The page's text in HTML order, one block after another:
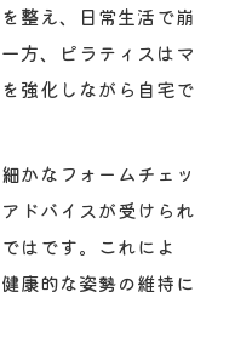
整え、日常生活で崩
方、ピラティスはマ
強化しながら自宅で
かなフォームチェッ
ドバイスが受けられ
はです。これによ
康的な姿勢の維持に